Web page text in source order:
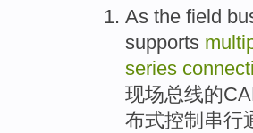
As the field
supports
series
现场总线的
布式控制 串行